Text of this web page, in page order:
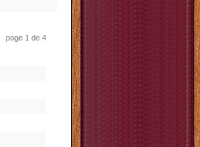
page 1 de 4